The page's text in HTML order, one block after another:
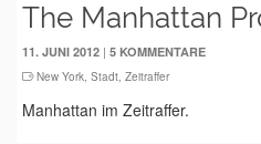
The Manhattan
11. JUNI 2012 | 5 KOMMENTARE
New York, Stadt, Zeitraffer
Manhattan im Zeitraffer.